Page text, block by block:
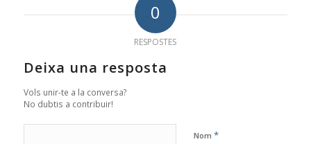
0
RESPOSTES
Deixa una resposta
Vols unir-te a la conversa?
No dubtis a contribuir!
Nom *